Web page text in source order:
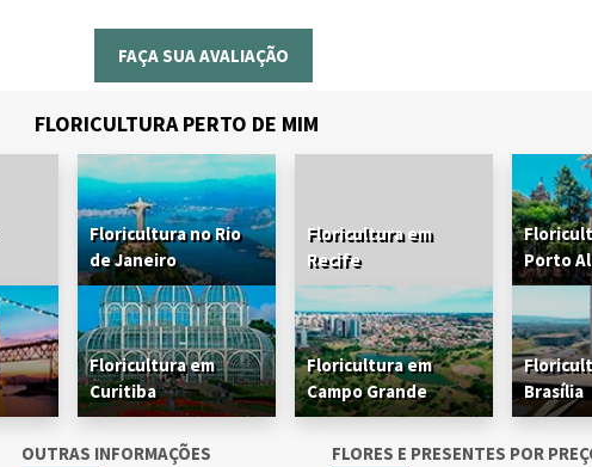
FAÇA SUA AVALIAÇÃO
FLORICULTURA PERTO DE MIM
Floricultura no Rio
de Janeiro
Floricultura em
Recife
Porto
Floricultura em
Curitiba
Floricultura em
Campo Grande
Brasília
OUTRAS INFORMAÇÕES
FLORES E PRESENTES POR